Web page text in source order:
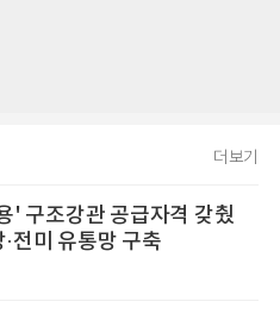
더보기
' 구조강관 공급자격 갖췄
전미 유통망 구축